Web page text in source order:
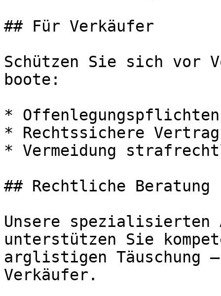
## Für Verkäufer
Schützen Sie sich vor
boote:
* Offenlegungspflichten
* Rechtssichere
* Vermeidung
## Rechtliche
Unsere spezialisierten
unterstützen Sie
arglistigen Täuschung
Verkäufer.